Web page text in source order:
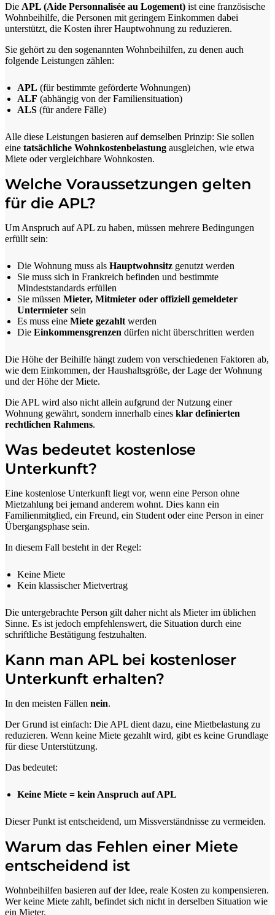
Die APL (Aide Personnalisée au Logement) ist eine französische
Wohnbeihilfe, die Personen mit geringem Einkommen dabei
unterstützt, die Kosten ihrer Hauptwohnung zu reduzieren.
Sie gehört zu den sogenannten Wohnbeihilfen, zu denen auch
folgende Leistungen zählen:
APL (für bestimmte geförderte Wohnungen)
ALF (abhängig von der Familiensituation)
ALS (für andere Fälle)
Alle diese Leistungen basieren auf demselben Prinzip: Sie sollen
eine tatsächliche Wohnkostenbelastung ausgleichen, wie etwa
Miete oder vergleichbare Wohnkosten.
Welche Voraussetzungen gelten
für die APL?
Um Anspruch auf APL zu haben, müssen mehrere Bedingungen
erfüllt sein:
Die Wohnung muss als Hauptwohnsitz genutzt werden
Sie muss sich in Frankreich befinden und bestimmte
Mindeststandards erfüllen
Sie müssen Mieter, Mitmieter oder offiziell gemeldeter
Untermieter sein
Es muss eine Miete gezahlt werden
Die Einkommensgrenzen dürfen nicht überschritten werden
Die Höhe der Beihilfe hängt zudem von verschiedenen Faktoren ab,
wie dem Einkommen, der Haushaltsgröße, der Lage der Wohnung
und der Höhe der Miete.
Die APL wird also nicht allein aufgrund der Nutzung einer
Wohnung gewährt, sondern innerhalb eines klar definierten
rechtlichen Rahmens.
Was bedeutet kostenlose
Unterkunft?
Eine kostenlose Unterkunft liegt vor, wenn eine Person ohne
Mietzahlung bei jemand anderem wohnt. Dies kann ein
Familienmitglied, ein Freund, ein Student oder eine Person in einer
Übergangsphase sein.
In diesem Fall besteht in der Regel:
Keine Miete
Kein klassischer Mietvertrag
Die untergebrachte Person gilt daher nicht als Mieter im üblichen
Sinne. Es ist jedoch empfehlenswert, die Situation durch eine
schriftliche Bestätigung festzuhalten.
Kann man APL bei kostenloser
Unterkunft erhalten?
In den meisten Fällen nein.
Der Grund ist einfach: Die APL dient dazu, eine Mietbelastung zu
reduzieren. Wenn keine Miete gezahlt wird, gibt es keine Grundlage
für diese Unterstützung.
Das bedeutet:
Keine Miete = kein Anspruch auf APL
Dieser Punkt ist entscheidend, um Missverständnisse zu vermeiden.
Warum das Fehlen einer Miete
entscheidend ist
Wohnbeihilfen basieren auf der Idee, reale Kosten zu kompensieren.
Wer keine Miete zahlt, befindet sich nicht in derselben Situation wie
ein Mieter.